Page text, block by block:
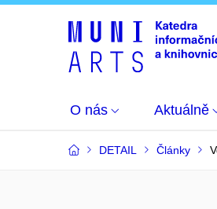
O nás Aktuálně
DETAIL Články